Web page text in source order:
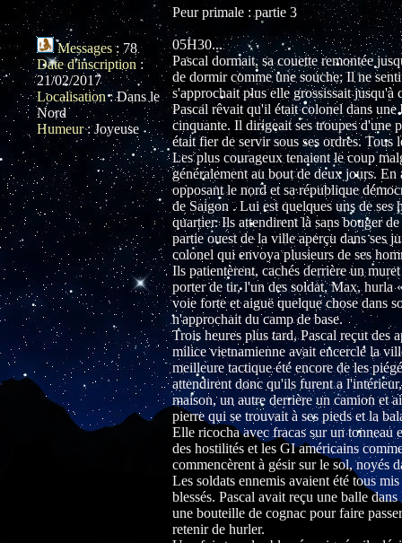
Messages: 78
Date d'inscription :
21/02/2017
Localisation:Dans le
Nord
Humeur:Joyeuse
Peur primale : partie 3
05H30...
Pascal dormait, sa couette remontée
de dormir comme une souche; Il ne
s'approchait plus elle grossissait
Pascal rêvait qu'il était colonel dans
cinquante. Il dirigeait ses troupes d'une
était fier de servir sous ses ordres. Tous
Les plus courageux tenaient le coup
généralement au bout de deux jours.
opposant le nord et sa république
de Saigon . Lui est quelques uns de ses
quartier. Ils attendirent là sans bouger
partie ouest de la ville aperçu dans ses
colonel qui envoya plusieurs de ses
Ils patientèrent, cachés derrière un
porter de tir, l'un des soldat, Max, hurla
voie forte et aiguë quelque chose dans
n'approchait du camp de base.
Trois heures plus tard, Pascal reçut des
milice vietnamienne avait encerclé la
meilleure tactique été encore de les
attendirent donc qu'ils furent a
maison, un autre derrière un camion et
pierre qui se trouvait à ses pieds et la
Elle ricocha avec fracas sur un tonneau
des hostilités et les GI américains
commencèrent à gésir sur le sol, noyés
Les soldats ennemis avaient été tous
blessés. Pascal avait reçu une balle
une bouteille de cognac pour faire
retenir de hurler.